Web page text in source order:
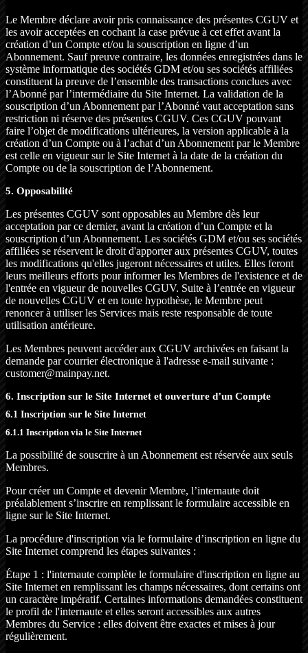
Le Membre déclare avoir pris connaissance des présentes CGUV et
les avoir acceptées en cochant la case prévue à cet effet avant la
création d’un Compte et/ou la souscription en ligne d’un
Abonnement. Sauf preuve contraire, les données enregistrées dans le
système informatique des sociétés GDM et/ou ses sociétés affiliées
constituent la preuve de l’ensemble des transactions conclues avec
l’Abonné par l’intermédiaire du Site Internet. La validation de la
souscription d’un Abonnement par l’Abonné vaut acceptation sans
restriction ni réserve des présentes CGUV. Ces CGUV pouvant
faire l’objet de modifications ultérieures, la version applicable à la
création d’un Compte ou à l’achat d’un Abonnement par le Membre
est celle en vigueur sur le Site Internet à la date de la création du
Compte ou de la souscription de l’Abonnement.
5. Opposabilité
Les présentes CGUV sont opposables au Membre dès leur
acceptation par ce dernier, avant la création d’un Compte et la
souscription d’un Abonnement. Les sociétés GDM et/ou ses sociétés
affiliées se réservent le droit d'apporter aux présentes CGUV, toutes
les modifications qu'elles jugeront nécessaires et utiles. Elles feront
leurs meilleurs efforts pour informer les Membres de l'existence et de
l'entrée en vigueur de nouvelles CGUV. Suite à l’entrée en vigueur
de nouvelles CGUV et en toute hypothèse, le Membre peut
renoncer à utiliser les Services mais reste responsable de toute
utilisation antérieure.
Les Membres peuvent accéder aux CGUV archivées en faisant la
demande par courrier électronique à l'adresse e-mail suivante :
customer@mainpay.net.
6. Inscription sur le Site Internet et ouverture d’un Compte
6.1 Inscription sur le Site Internet
6.1.1 Inscription via le Site Internet
La possibilité de souscrire à un Abonnement est réservée aux seuls
Membres.
Pour créer un Compte et devenir Membre, l’internaute doit
préalablement s’inscrire en remplissant le formulaire accessible en
ligne sur le Site Internet.
La procédure d'inscription via le formulaire d’inscription en ligne du
Site Internet comprend les étapes suivantes :
Étape 1 : l'internaute complète le formulaire d'inscription en ligne au
Site Internet en remplissant les champs nécessaires, dont certains ont
un caractère impératif. Certaines informations demandées constituent
le profil de l'internaute et elles seront accessibles aux autres
Membres du Service : elles doivent être exactes et mises à jour
régulièrement.